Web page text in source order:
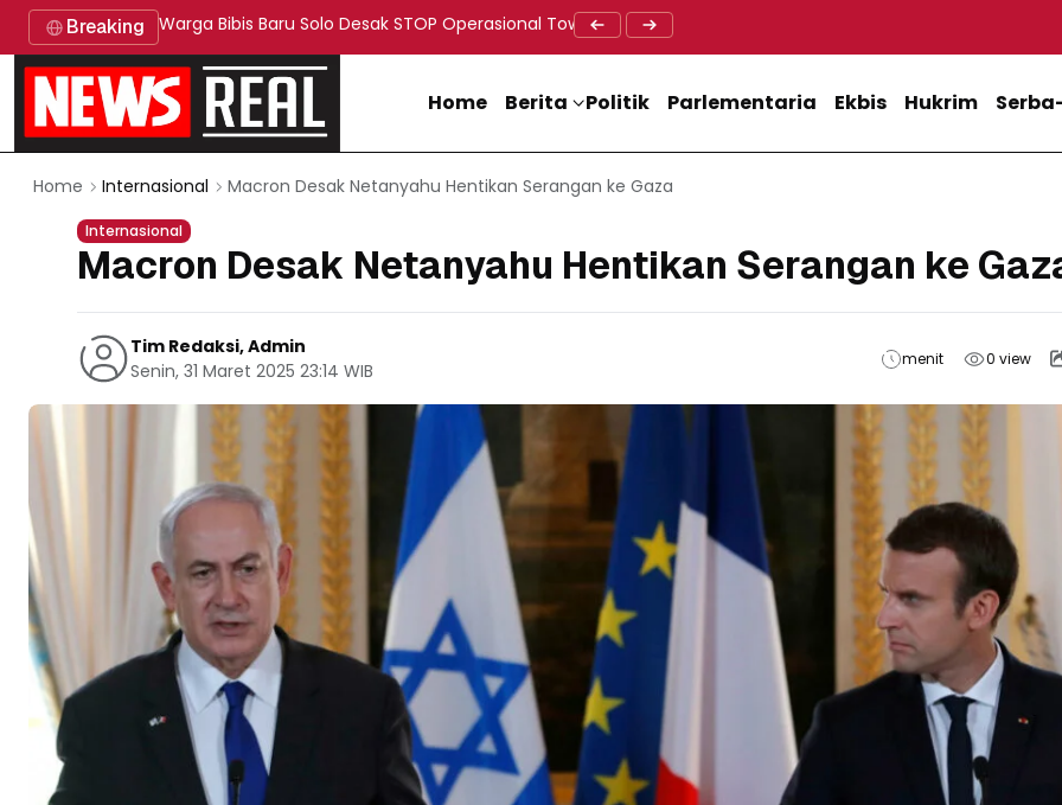
Breaking Warga Bibis Baru Solo Desak STOP Operasional Tower BTS, Diwa : Nyawa dan Keselamatan Warga Lebih
Doa Lintas Agama Perkuat Semangat Persatuan Jelang
Home Berita Politik Parlementaria Ekbis Hukrim
Home Internasional Macron Desak Netanyahu Hentikan Serangan ke Gaza
Internasional
Macron Desak Netanyahu Hentikan Serangan ke
Tim Redaksi, Admin
Senin, 31 Maret 2025 23:14 WIB
menit 0view